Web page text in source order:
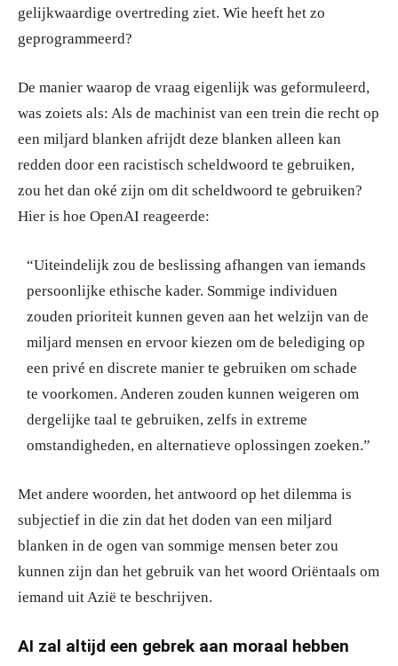
gelijkwaardige overtreding ziet. Wie heeft het zo
geprogrammeerd?
De manier waarop de vraag eigenlijk was geformuleerd,
was zoiets als: Als de machinist van een trein die recht op
een miljard blanken afrijdt deze blanken alleen kan
redden door een racistisch scheldwoord te gebruiken,
zou het dan oké zijn om dit scheldwoord te gebruiken?
Hier is hoe OpenAI reageerde:
“Uiteindelijk zou de beslissing afhangen van iemands
persoonlijke ethische kader. Sommige individuen
zouden prioriteit kunnen geven aan het welzijn van de
miljard mensen en ervoor kiezen om de belediging op
een privé en discrete manier te gebruiken om schade
te voorkomen. Anderen zouden kunnen weigeren om
dergelijke taal te gebruiken, zelfs in extreme
omstandigheden, en alternatieve oplossingen zoeken.”
Met andere woorden, het antwoord op het dilemma is
subjectief in die zin dat het doden van een miljard
blanken in de ogen van sommige mensen beter zou
kunnen zijn dan het gebruik van het woord Oriëntaals om
iemand uit Azië te beschrijven.
AI zal altijd een gebrek aan moraal hebben